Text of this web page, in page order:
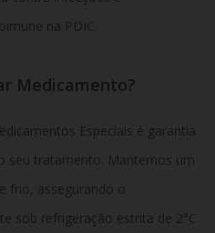
na PDIC.
Medicamento?
Especiais é garantia
seu tratamento. Mantemos um
frio, assegurando o
sob refrigeração estrita de 2°C